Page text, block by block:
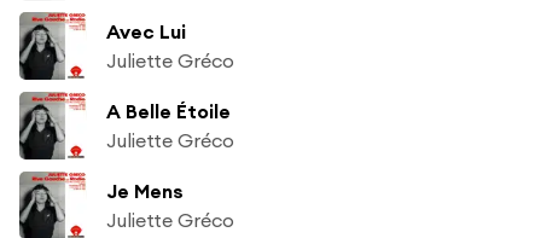
Avec Lui
Juliette Gréco
A Belle Étoile
Juliette Gréco
Je Mens
Juliette Gréco